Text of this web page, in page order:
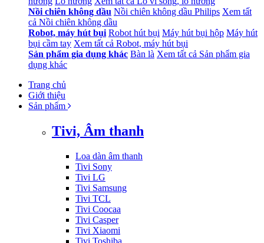
Nồi chiên không dầu Nồi chiên không dầu Philips Xem tất
cả Nồi chiên không dầu
Robot, máy hút bụi Robot hút bụi Máy hút bụi hộp Máy hút
bụi cầm tay Xem tất cả Robot, máy hút bụi
Sản phẩm gia dụng khác Bàn là Xem tất cả Sản phẩm gia
dụng khác
Trang chủ
Giới thiệu
Sản phẩm
Tivi, Âm thanh
Loa dàn âm thanh
Tivi Sony
Tivi LG
Tivi Samsung
Tivi TCL
Tivi Coocaa
Tivi Casper
Tivi Xiaomi
Tivi Toshiba